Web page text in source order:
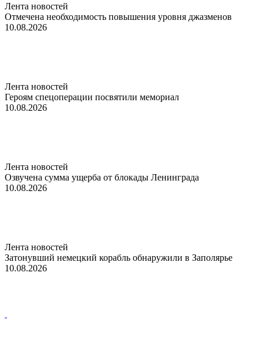
Лента новостей
Отмечена необходимость повышения уровня джазменов
10.08.2026
Лента новостей
Героям спецоперации посвятили мемориал
10.08.2026
Лента новостей
Озвучена сумма ущерба от блокады Ленинграда
10.08.2026
Лента новостей
Затонувший немецкий корабль обнаружили в Заполярье
10.08.2026